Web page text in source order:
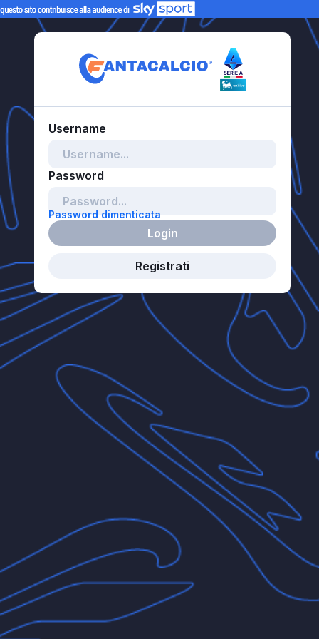
Password dimenticata
Login
Registrati